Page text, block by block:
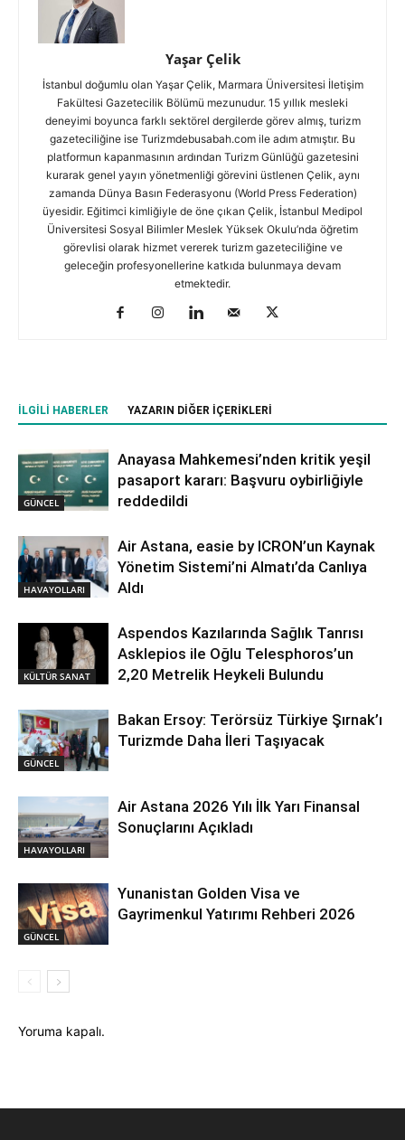
Yaşar Çelik
İstanbul doğumlu olan Yaşar Çelik, Marmara Üniversitesi İletişim
Fakültesi Gazetecilik Bölümü mezunudur. 15 yıllık mesleki
deneyimi boyunca farklı sektörel dergilerde görev almış, turizm
gazeteciliğine ise Turizmdebusabah.com ile adım atmıştır. Bu
platformun kapanmasının ardından Turizm Günlüğü gazetesini
kurarak genel yayın yönetmenliği görevini üstlenen Çelik, aynı
zamanda Dünya Basın Federasyonu (World Press Federation)
üyesidir. Eğitimci kimliğiyle de öne çıkan Çelik, İstanbul Medipol
Üniversitesi Sosyal Bilimler Meslek Yüksek Okulu’nda öğretim
görevlisi olarak hizmet vererek turizm gazeteciliğine ve
geleceğin profesyonellerine katkıda bulunmaya devam
etmektedir.
İLGILI HABERLER YAZARIN DIĞER İÇERIKLERI
GÜNCEL
Anayasa Mahkemesi’nden kritik yeşil
pasaport kararı: Başvuru oybirliğiyle
reddedildi
HAVAYOLLARI
Air Astana, easie by ICRON’un Kaynak
Yönetim Sistemi’ni Almatı’da Canlıya
Aldı
KÜLTÜR SANAT
Aspendos Kazılarında Sağlık Tanrısı
Asklepios ile Oğlu Telesphoros’un
2,20 Metrelik Heykeli Bulundu
GÜNCEL
Bakan Ersoy: Terörsüz Türkiye Şırnak’ı
Turizmde Daha İleri Taşıyacak
HAVAYOLLARI
Air Astana 2026 Yılı İlk Yarı Finansal
Sonuçlarını Açıkladı
GÜNCEL
Yunanistan Golden Visa ve
Gayrimenkul Yatırımı Rehberi 2026
Yoruma kapalı.